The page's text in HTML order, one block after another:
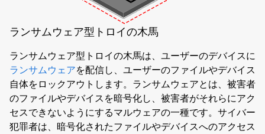
ランサムウェア型トロイの木馬
ランサムウェア型トロイの木馬は、ユーザーのデバイスに
ランサムウェアを配信し、ユーザーのファイルやデバイス
自体をロックアウトします。ランサムウェアとは、被害者
のファイルやデバイスを暗号化し、被害者がそれらにアク
セスできないようにするマルウェアの一種です。サイバー
犯罪者は、暗号化されたファイルやデバイスへのアクセス